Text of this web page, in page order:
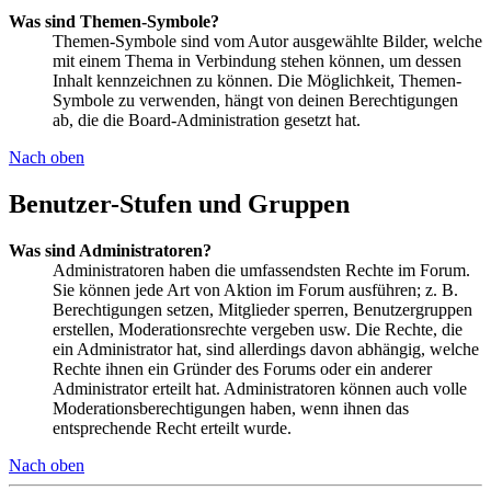
Was sind Themen-Symbole?
Themen-Symbole sind vom Autor ausgewählte Bilder, welche
mit einem Thema in Verbindung stehen können, um dessen
Inhalt kennzeichnen zu können. Die Möglichkeit, Themen-
Symbole zu verwenden, hängt von deinen Berechtigungen
ab, die die Board-Administration gesetzt hat.
Nach oben
Benutzer-Stufen und Gruppen
Was sind Administratoren?
Administratoren haben die umfassendsten Rechte im Forum.
Sie können jede Art von Aktion im Forum ausführen; z. B.
Berechtigungen setzen, Mitglieder sperren, Benutzergruppen
erstellen, Moderationsrechte vergeben usw. Die Rechte, die
ein Administrator hat, sind allerdings davon abhängig, welche
Rechte ihnen ein Gründer des Forums oder ein anderer
Administrator erteilt hat. Administratoren können auch volle
Moderationsberechtigungen haben, wenn ihnen das
entsprechende Recht erteilt wurde.
Nach oben